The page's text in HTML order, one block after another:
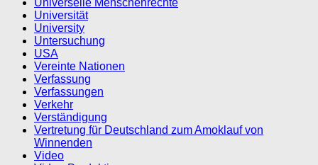
Universität
University
Untersuchung
USA
Vereinte Nationen
Verfassung
Verfassungen
Verkehr
Verständigung
Vertretung für Deutschland zum Amoklauf von
Winnenden
Video